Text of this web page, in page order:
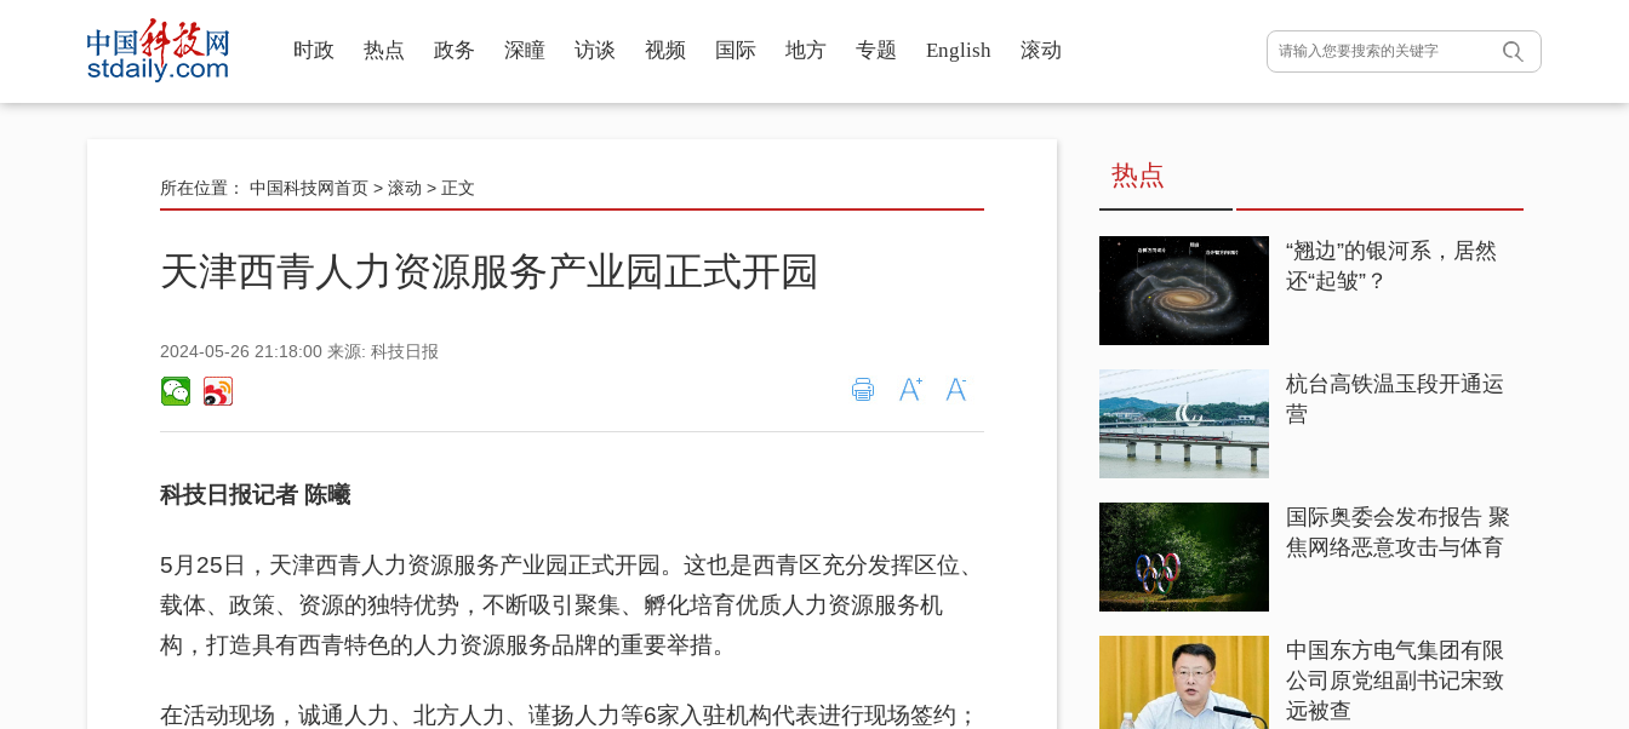
时政 热点 政务 深瞳 访谈 视频 国际 地方 专题 English 滚动
所在位置： 中国科技网首页 > 滚动 > 正文
天津西青人力资源服务产业园正式开园
2024-05-26 21:18:00 来源: 科技日报
科技日报记者 陈曦
5月25日，天津西青人力资源服务产业园正式开园。这也是西青区充分发挥区位、
载体、政策、资源的独特优势，不断吸引聚集、孵化培育优质人力资源服务机
构，打造具有西青特色的人力资源服务品牌的重要举措。
在活动现场，诚通人力、北方人力、谨扬人力等6家入驻机构代表进行现场签约；
热点
“翘边”的银河系，居然
还“起皱”？
杭台高铁温玉段开通运
营
国际奥委会发布报告 聚
焦网络恶意攻击与体育
中国东方电气集团有限
公司原党组副书记宋致
远被查